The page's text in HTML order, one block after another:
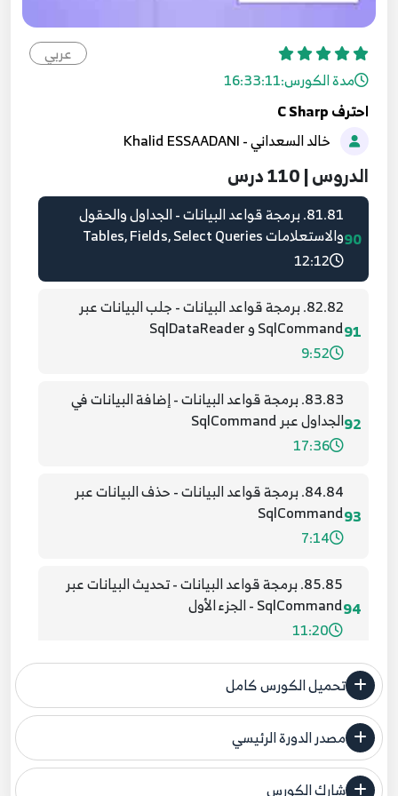
عربي
مدة الكورس:16:33:11
احترف C Sharp
خالد السعداني - Khalid ESSAADANI
الدروس | 110 درس
88
79.79. برمجة قواعد البيانات - مدخل إلى قواعد
البيانات في SQL Server
8:51
89
80.80. برمجة قواعد البيانات - ربط الاتصال مع قاعدة
البيانات عبر الفئة SqlConnection
9:21
90
81.81. برمجة قواعد البيانات - الجداول والحقول
والاستعلامات Tables, Fields, Select Queries
12:12
91
82.82. برمجة قواعد البيانات - جلب البيانات عبر
SqlCommand و SqlDataReader
9:52
92
83.83. برمجة قواعد البيانات - إضافة البيانات في
الجداول عبر SqlCommand
17:36
93
84.84. برمجة قواعد البيانات - حذف البيانات عبر
SqlCommand
7:14
94
85.85. برمجة قواعد البيانات - تحديث البيانات عبر
SqlCommand - الجزء الأول
11:20
95
86.86. برمجة قواعد البيانات - تحديث البيانات عبر
SqlCommand - الجزء الثاني
10:32
87.87. برمجة قواعد البيانات - SqlDataAdapter,
DataSet, and DataGridView
تحميل الكورس كامل
مصدر الدورة الرئيسي
فنحن لا ندعي ملكية أي دورة ولهذا نضع المصدر الأصلي لكم
شارك الكورس